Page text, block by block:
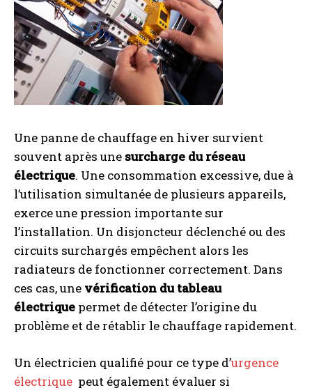
Une panne de chauffage en hiver survient
souvent après une surcharge du réseau
électrique. Une consommation excessive, due à
l’utilisation simultanée de plusieurs appareils,
exerce une pression importante sur
l’installation. Un disjoncteur déclenché ou des
circuits surchargés empêchent alors les
radiateurs de fonctionner correctement. Dans
ces cas, une vérification du tableau
électrique permet de détecter l’origine du
problème et de rétablir le chauffage rapidement.
Un électricien qualifié pour ce type d’urgence
électrique peut également évaluer si